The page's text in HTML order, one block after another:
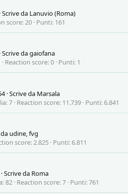
·Scrive da Lanuvio (Roma)
score 20 Punti 161
·Scrive dagaiofana
Reaction score 0 Punti 1
·Scrive da Marsala
7 Reaction score 11.739 Punti 6.841
udine, fvg
score 2.825 Punti 6.811
·Scrive da Roma
82 Reaction score 7 Punti 761